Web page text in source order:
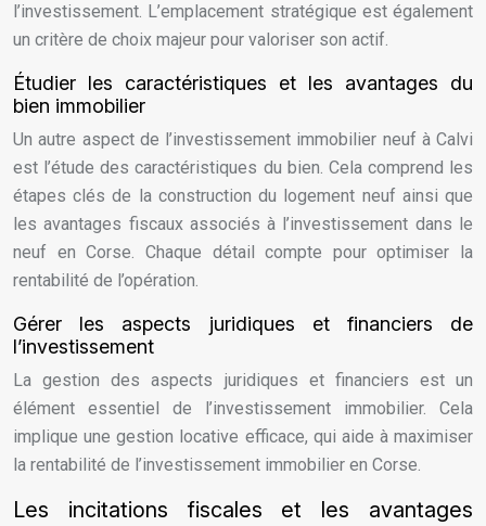
l’investissement. L’emplacement stratégique est également
un critère de choix majeur pour valoriser son actif.
Étudier les caractéristiques et les avantages du
bien immobilier
Un autre aspect de l’investissement immobilier neuf à Calvi
est l’étude des caractéristiques du bien. Cela comprend les
étapes clés de la construction du logement neuf ainsi que
les avantages fiscaux associés à l’investissement dans le
neuf en Corse. Chaque détail compte pour optimiser la
rentabilité de l’opération.
Gérer les aspects juridiques et financiers de
l’investissement
La gestion des aspects juridiques et financiers est un
élément essentiel de l’investissement immobilier. Cela
implique une gestion locative efficace, qui aide à maximiser
la rentabilité de l’investissement immobilier en Corse.
Les incitations fiscales et les avantages